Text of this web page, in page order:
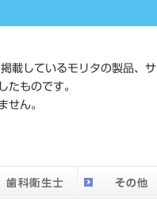
載しているモリタの製品、
たものです。
せん。
価格の確認
い。